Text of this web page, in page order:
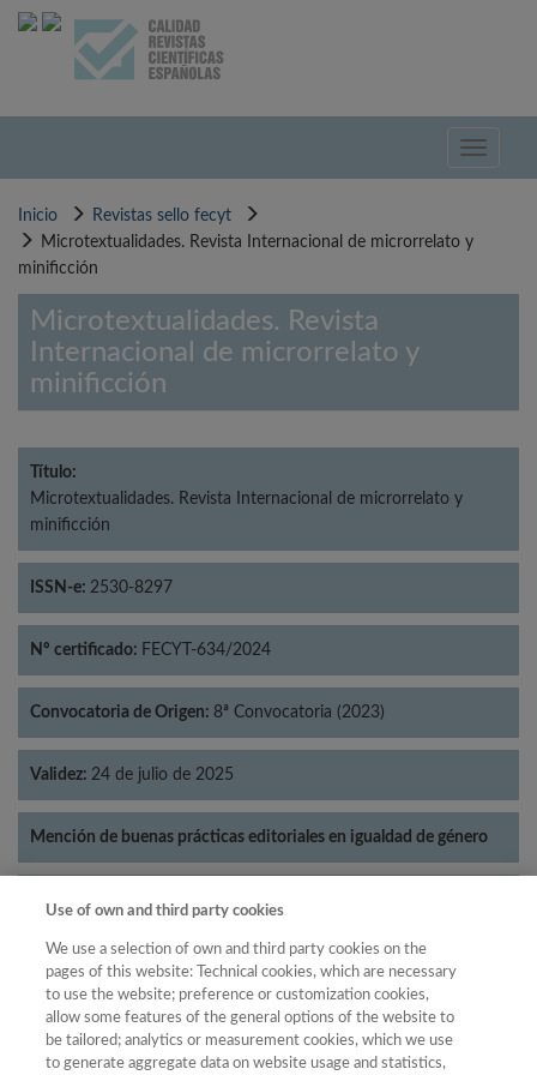
Pasar
Toggle
Inicio
Revistas sello fecyt
Microtextualidades. Revista Internacional de microrrelato y
minificción
Microtextualidades. Revista
Internacional de microrrelato y
minificción
Título:
Microtextualidades. Revista Internacional de microrrelato y
minificción
ISSN-e: 2530-8297
Nº certificado: FECYT-634/2024
Convocatoria de Origen: 8ª Convocatoria (2023)
Validez: 24 de julio de 2025
Mención de buenas prácticas editoriales en igualdad de género
Categorías: Literatura
Año
Año Filtrar
Use of own and third party cookies
We use a selection of own and third party cookies on the
pages of this website: Technical cookies, which are necessary
to use the website; preference or customization cookies,
allow some features of the general options of the website to
be tailored; analytics or measurement cookies, which we use
to generate aggregate data on website usage and statistics,